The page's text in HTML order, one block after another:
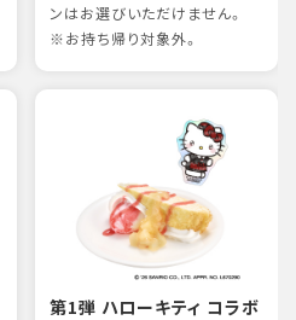
ンはお選びいただけません。
※お持ち帰り対象外。
第1弾 ハローキティ コラボ